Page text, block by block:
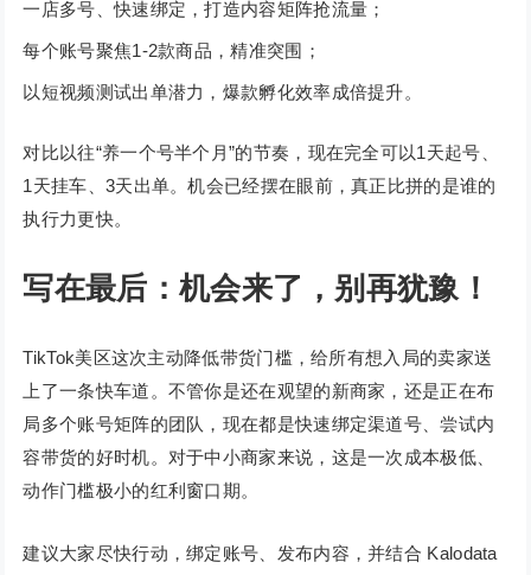
一店多号、快速绑定，打造内容矩阵抢流量；
每个账号聚焦1-2款商品，精准突围；
以短视频测试出单潜力，爆款孵化效率成倍提升。
对比以往“养一个号半个月”的节奏，现在完全可以1天起号、
1天挂车、3天出单。机会已经摆在眼前，真正比拼的是谁的
执行力更快。
写在最后：机会来了，别再犹豫！
TikTok美区这次主动降低带货门槛，给所有想入局的卖家送
上了一条快车道。不管你是还在观望的新商家，还是正在布
局多个账号矩阵的团队，现在都是快速绑定渠道号、尝试内
容带货的好时机。对于中小商家来说，这是一次成本极低、
动作门槛极小的红利窗口期。
建议大家尽快行动，绑定账号、发布内容，并结合 Kalodata